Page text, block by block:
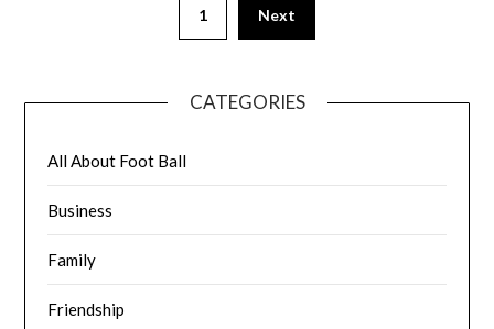
1 Next
CATEGORIES
All About Foot Ball
Business
Family
Friendship